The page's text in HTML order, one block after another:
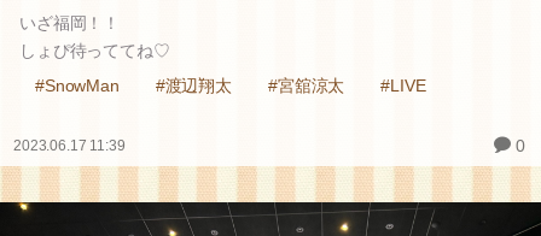
いざ福岡！！
しょぴ待っててね♡
#SnowMan
#渡辺翔太 #宮舘涼太 #LIVE
2023.06.17 11:39 0